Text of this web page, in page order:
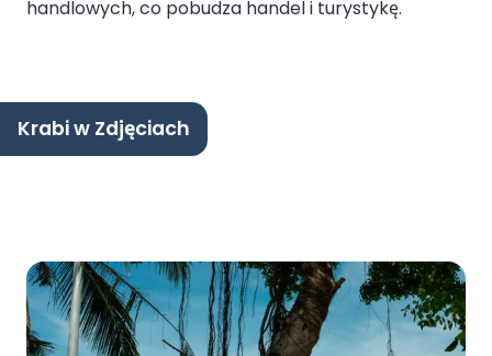
handlowych, co pobudza handel i turystykę.
Krabi w Zdjęciach